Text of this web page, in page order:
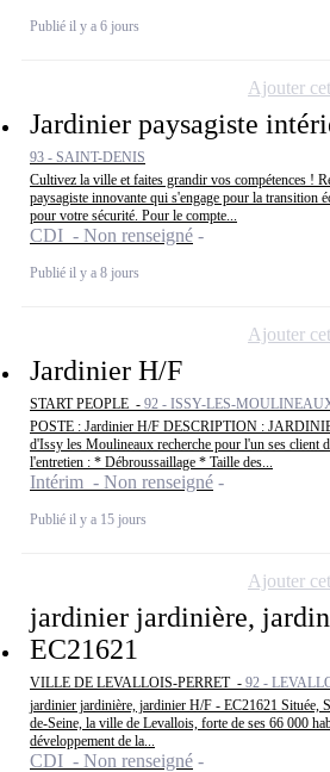
Publié il y a 6 jours
Jardinier paysagiste
93 - SAINT-DENIS
Cultivez la ville et faites grandir vos compétences !
paysagiste innovante qui s'engage pour la transition
pour votre sécurité. Pour le compte...
CDI - Non renseigné
Publié il y a 8 jours
Ajouter
Jardinier H/F
START PEOPLE - 92 - ISSY-LES-
POSTE : Jardinier H/F DESCRIPTION :
d'Issy les Moulineaux recherche pour l'un ses
l'entretien : * Débroussaillage * Taille des...
Intérim - Non renseigné
Publié il y a 15 jours
Ajouter
jardinier jardinière,
EC21621
VILLE DE LEVALLOIS-PERRET - 92 -
jardinier jardinière, jardinier H/F - EC21621 Située,
de-Seine, la ville de Levallois, forte de ses 66 000
développement de la...
CDI - Non renseigné
Ajouter